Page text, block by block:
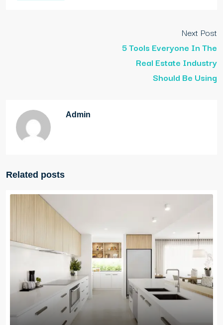
Next Post
5 Tools Everyone In The
Real Estate Industry
Should Be Using
Admin
Related posts